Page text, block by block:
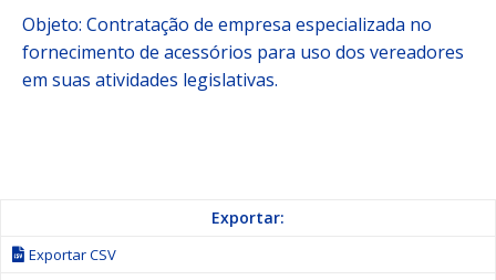
Objeto: Contratação de empresa especializada no
fornecimento de acessórios para uso dos vereadores
em suas atividades legislativas.
Exportar:
Exportar CSV